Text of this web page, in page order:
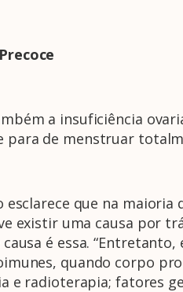
a insuficiência
para de menstruar
esclarece que na
existir uma causa por
é essa.
quando corpo
e radioterapia; fatores